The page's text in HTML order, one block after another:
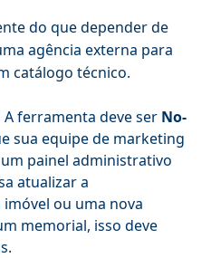
do que depender de
agência externa para
catálogo técnico.
A ferramenta deve ser No-
sua equipe de marketing
painel administrativo
atualizar a
ou uma nova
memorial, isso deve